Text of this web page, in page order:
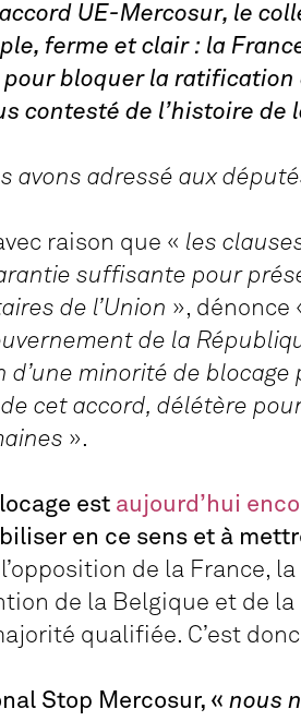
UE-Mercosur, le
ferme et clair : la
pour bloquer la
contesté de l’histoire de
avons adressé aux
raison que « les
suffisante pour
de l’Union », dénonce
de la
minorité de blocage
cet accord, délétère
».
est aujourd’hui
en ce sens et à
l’opposition de la France,
de la Belgique et de
qualifiée. C’est
Stop Mercosur, « nous